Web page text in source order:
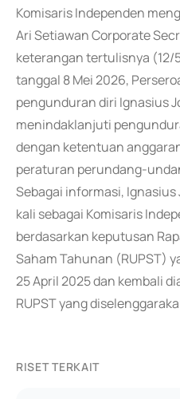
Komisaris Independen
Ari Setiawan Corporate
keterangan tertulisnya
tanggal 8 Mei 2026,
pengunduran diri Ignasius
menindaklanjuti
dengan ketentuan
peraturan perundang-
Sebagai informasi,
kali sebagai Komisaris
berdasarkan keputusan
Saham Tahunan (RUPST)
25 April 2025 dan kembali
RUPST yang
RISET TERKAIT